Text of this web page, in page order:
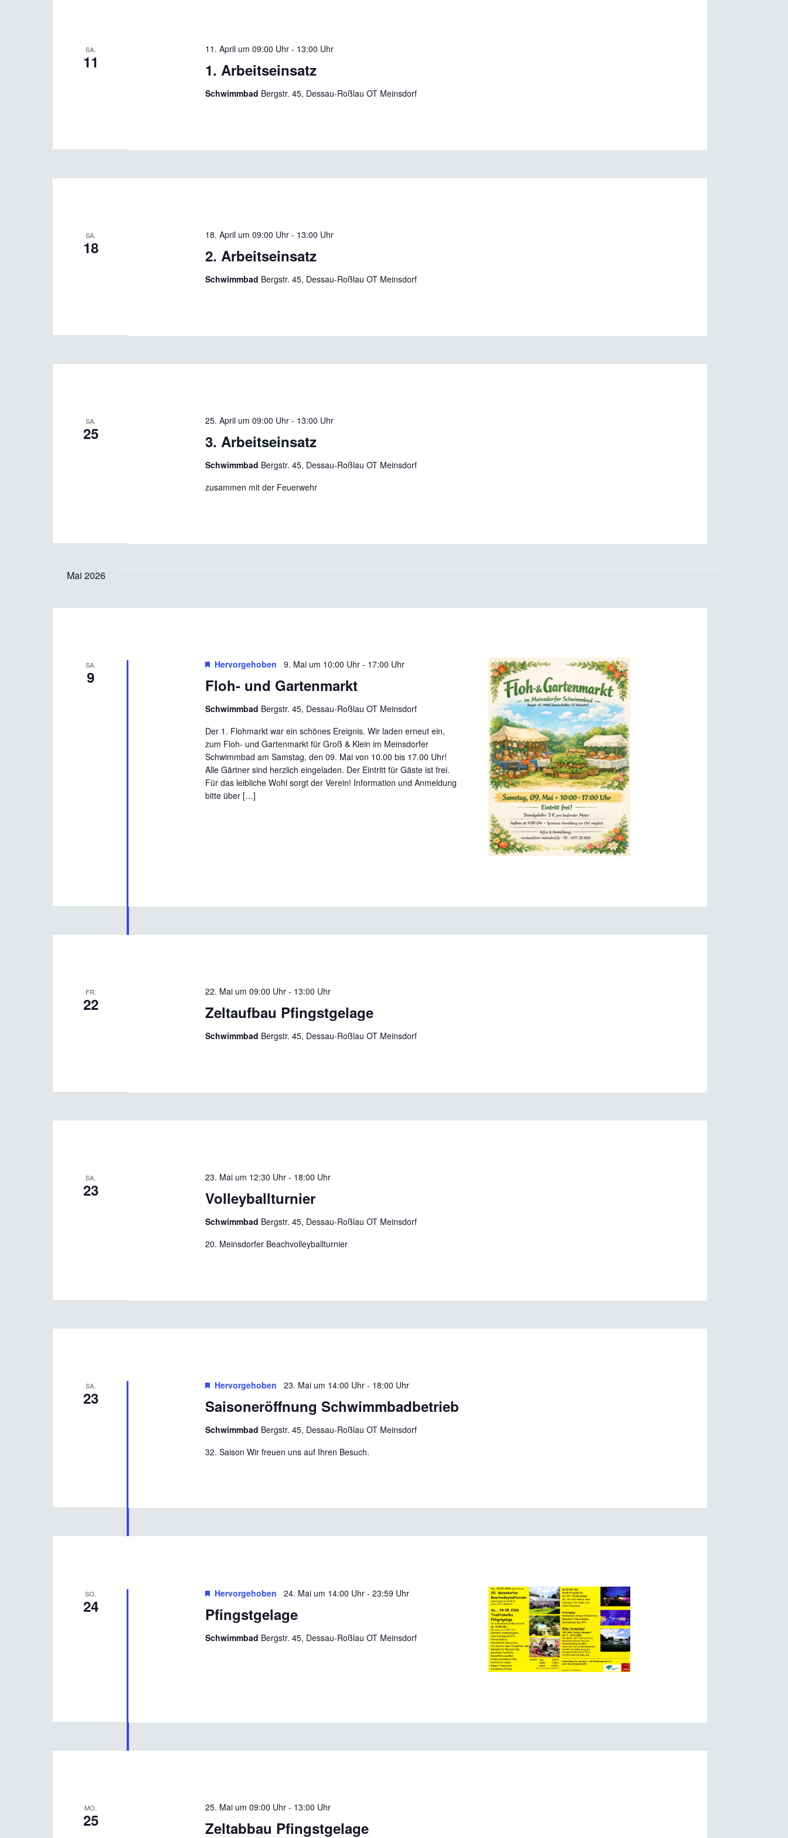
SA.
11 1. Arbeitseinsatz
11. April um 09:00 Uhr - 13:00 Uhr
Schwimmbad Bergstr. 45, Dessau-Roßlau OT Meinsdorf
SA.
18 2. Arbeitseinsatz
18. April um 09:00 Uhr - 13:00 Uhr
Schwimmbad Bergstr. 45, Dessau-Roßlau OT Meinsdorf
SA.
25 3. Arbeitseinsatz
25. April um 09:00 Uhr - 13:00 Uhr
Schwimmbad Bergstr. 45, Dessau-Roßlau OT Meinsdorf
zusammen mit der Feuerwehr
Mai 2026
SA.
9 Floh- und Gartenmarkt
Hervorgehoben 9. Mai um 10:00 Uhr - 17:00 Uhr
Schwimmbad Bergstr. 45, Dessau-Roßlau OT Meinsdorf
Der 1. Flohmarkt war ein schönes Ereignis. Wir laden erneut ein,
zum Floh- und Gartenmarkt für Groß & Klein im Meinsdorfer
Schwimmbad am Samstag, den 09. Mai von 10.00 bis 17.00 Uhr!
Alle Gärtner sind herzlich eingeladen. Der Eintritt für Gäste ist frei.
Für das leibliche Wohl sorgt der Verein! Information und Anmeldung
bitte über […]
FR.
22 Zeltaufbau Pfingstgelage
22. Mai um 09:00 Uhr - 13:00 Uhr
Schwimmbad Bergstr. 45, Dessau-Roßlau OT Meinsdorf
SA.
23 Volleyballturnier
23. Mai um 12:30 Uhr - 18:00 Uhr
Schwimmbad Bergstr. 45, Dessau-Roßlau OT Meinsdorf
20. Meinsdorfer Beachvolleyballturnier
SA.
23 Saisoneröffnung Schwimmbadbetrieb
Hervorgehoben 23. Mai um 14:00 Uhr - 18:00 Uhr
Schwimmbad Bergstr. 45, Dessau-Roßlau OT Meinsdorf
32. Saison Wir freuen uns auf Ihren Besuch.
SO.
24 Pfingstgelage
Hervorgehoben 24. Mai um 14:00 Uhr -23:59 Uhr
Schwimmbad Bergstr. 45, Dessau-Roßlau OT Meinsdorf
MO.
25 Zeltabbau Pfingstgelage
25. Mai um 09:00 Uhr - 13:00 Uhr